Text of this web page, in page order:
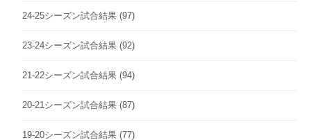
24-25シーズン試合結果 (97)
23-24シーズン試合結果 (92)
21-22シーズン試合結果 (94)
20-21シーズン試合結果 (87)
19-20シーズン試合結果 (77)